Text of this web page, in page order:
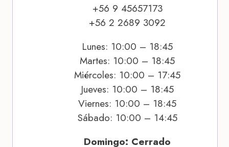
+56 9 45657173
+56 2 2689 3092
Lunes: 10:00 – 18:45
Martes: 10:00 – 18:45
Miércoles: 10:00 – 17:45
Jueves: 10:00 – 18:45
Viernes: 10:00 – 18:45
Sábado: 10:00 – 14:45
Domingo: Cerrado